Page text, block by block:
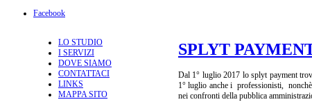
Facebook
LO STUDIO
I SERVIZI
DOVE SIAMO
CONTATTACI
LINKS
MAPPA SITO
SPLYT
Dal 1° luglio 2017 lo splyt payment
1° luglio anche i professionisti,
nei confronti della pubblica